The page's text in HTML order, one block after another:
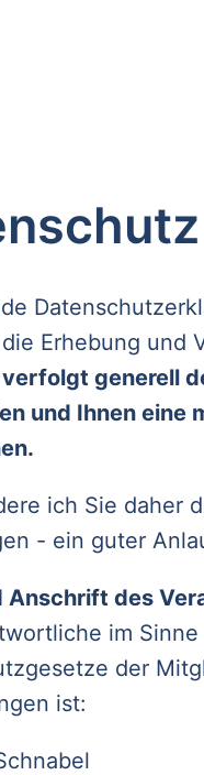
Erhebung und
generell
und Ihnen eine
ich Sie daher
- ein guter
Anschrift des
im
der
ist: